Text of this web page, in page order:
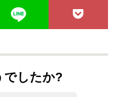
でしたか?